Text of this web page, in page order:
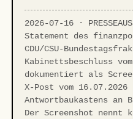
2026-07-16 ·
Statement des
CDU/CSU-
Kabinettsbeschluss
dokumentiert als
X-Post vom
Antwortbaukastens an
Der Screenshot nennt